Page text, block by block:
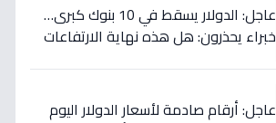
عاجل: الدولار يسقط في 10 بنوك كبرى…
خبراء يحذرون: هل هذه نهاية الارتفاعات
عاجل: أرقام صادمة لأسعار الدولار اليوم